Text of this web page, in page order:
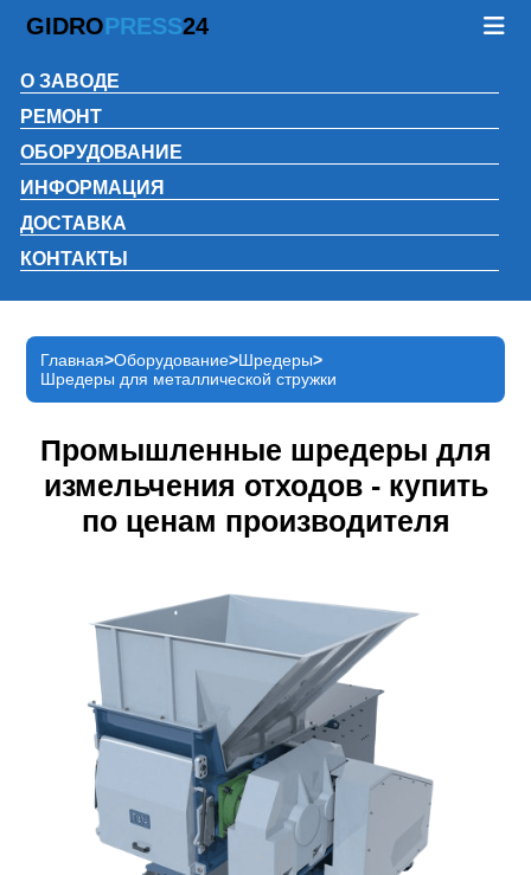
GIDROPRESS24
О ЗАВОДЕ
РЕМОНТ
ОБОРУДОВАНИЕ
ИНФОРМАЦИЯ
ДОСТАВКА
КОНТАКТЫ
Главная Оборудование Шредеры
Шредеры для металлической стружки
Промышленные шредеры для
измельчения отходов - купить
по ценам производителя